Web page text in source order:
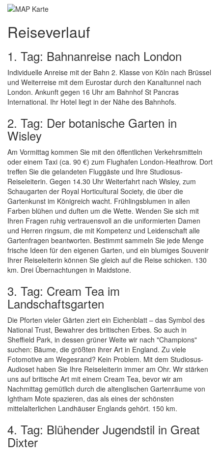
Reiseverlauf
1. Tag: Bahnanreise nach London
Individuelle Anreise mit der Bahn 2. Klasse von Köln nach Brüssel
und Weiterreise mit dem Eurostar durch den Kanaltunnel nach
London. Ankunft gegen 16 Uhr am Bahnhof St Pancras
International. Ihr Hotel liegt in der Nähe des Bahnhofs.
2. Tag: Der botanische Garten in
Wisley
Am Vormittag kommen Sie mit den öffentlichen Verkehrsmitteln
oder einem Taxi (ca. 90 €) zum Flughafen London-Heathrow. Dort
treffen Sie die gelandeten Fluggäste und Ihre Studiosus-
Reiseleiterin. Gegen 14.30 Uhr Weiterfahrt nach Wisley, zum
Schaugarten der Royal Horticultural Society, die über die
Gartenkunst im Königreich wacht. Frühlingsblumen in allen
Farben blühen und duften um die Wette. Wenden Sie sich mit
Ihren Fragen ruhig vertrauensvoll an die uniformierten Damen
und Herren ringsum, die mit Kompetenz und Leidenschaft alle
Gartenfragen beantworten. Bestimmt sammeln Sie jede Menge
frische Ideen für den eigenen Garten, und ein blumiges Souvenir
Ihrer Reiseleiterin können Sie gleich auf die Reise schicken. 130
km. Drei Übernachtungen in Maidstone.
3. Tag: Cream Tea im
Landschaftsgarten
Die Pforten vieler Gärten ziert ein Eichenblatt – das Symbol des
National Trust, Bewahrer des britischen Erbes. So auch in
Sheffield Park, in dessen grüner Weite wir nach "Champions"
suchen: Bäume, die größten ihrer Art in England. Zu viele
Fotomotive am Wegesrand? Kein Problem. Mit dem Studiosus-
Audioset haben Sie Ihre Reiseleiterin immer am Ohr. Wir stärken
uns auf britische Art mit einem Cream Tea, bevor wir am
Nachmittag gemütlich durch die altenglischen Gartenräume von
Ightham Mote spazieren, das als eines der schönsten
mittelalterlichen Landhäuser Englands gehört. 150 km.
4. Tag: Blühender Jugendstil in Great
Dixter